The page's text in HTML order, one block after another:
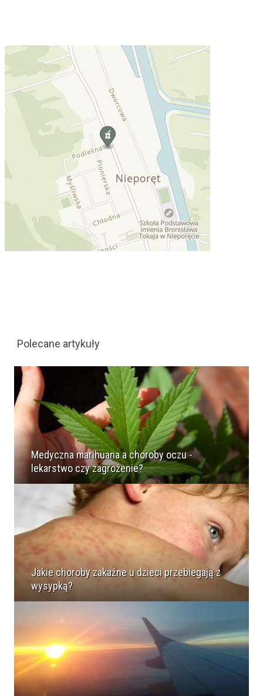
Polecane artykuły
Medyczna marihuana a choroby oczu -
lekarstwo czy zagrożenie?
Jakie choroby zakaźne u dzieci przebiegają z
wysypką?